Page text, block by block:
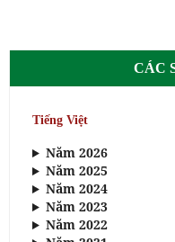
CÁC
Tiếng Việt
Năm 2026
Năm 2025
Năm 2024
Năm 2023
Năm 2022